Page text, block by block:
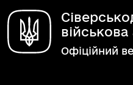
військова
Офіційний